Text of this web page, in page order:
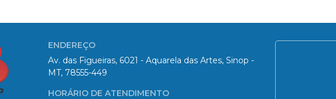
ENDEREÇO
Av. das Figueiras, 6021 - Aquarela das Artes, Sinop -
MT, 78555-449
HORÁRIO DE ATENDIMENTO